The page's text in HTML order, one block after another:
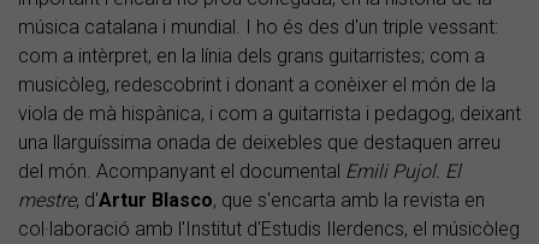
música catalana i mundial. I ho és des d'un triple vessant:
com a intèrpret, en la línia dels grans guitarristes; com a
musicòleg, redescobrint i donant a conèixer el món de la
viola de mà hispànica, i com a guitarrista i pedagog, deixant
una llarguíssima onada de deixebles que destaquen arreu
del món. Acompanyant el documental Emili Pujol. El
mestre, d'Artur Blasco, que s'encarta amb la revista en
col·laboració amb l'Institut d'Estudis Ilerdencs, el músicòleg